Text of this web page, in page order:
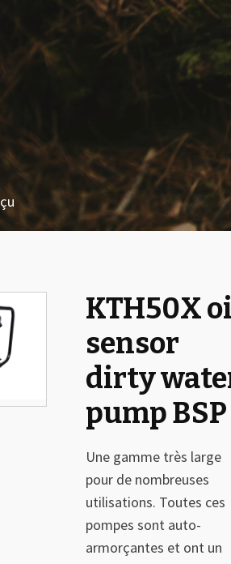
KTH50X
sensor
dirty
pump BSP
Une gamme très large
pour de nombreuses
utilisations. Toutes ces
pompes sont auto-
armorçantes et ont un